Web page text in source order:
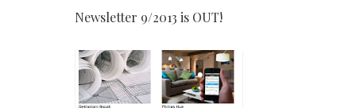
Newsletter 9/2013 is OUT!